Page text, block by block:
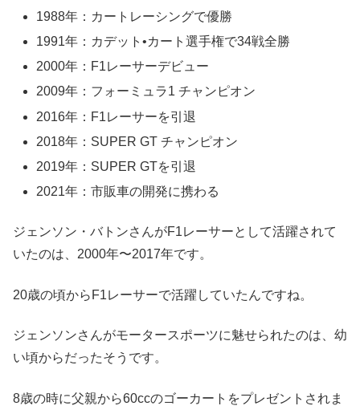
1988年：カートレーシングで優勝
1991年：カデット•カート選手権で34戦全勝
2000年：F1レーサーデビュー
2009年：フォーミュラ1 チャンピオン
2016年：F1レーサーを引退
2018年：SUPER GT チャンピオン
2019年：SUPER GTを引退
2021年：市販車の開発に携わる
ジェンソン・バトンさんがF1レーサーとして活躍されて
いたのは、2000年〜2017年です。
20歳の頃からF1レーサーで活躍していたんですね。
ジェンソンさんがモータースポーツに魅せられたのは、幼
い頃からだったそうです。
8歳の時に父親から60ccのゴーカートをプレゼントされま